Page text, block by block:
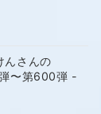
さんの
〜第600弾 -